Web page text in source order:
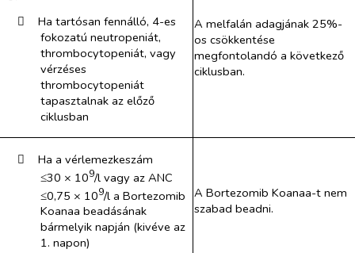
​
Ha tartósan fennálló, 4-es
fokozatú neutropeniát,
thrombocytopeniát, vagy
vérzéses
thrombocytopeniát
tapasztalnak az előző
ciklusban
A melfalán adagjának 25%-
os csökkentése
megfontolandó a következő
ciklusban.
​
Ha a vérlemezkeszám
≤30 × 109/l vagy az ANC
≤0,75 × 109/l a Bortezomib
Koanaa beadásának
bármelyik napján (kivéve az
1. napon)
A Bortezomib Koanaa-t nem
szabad beadni.